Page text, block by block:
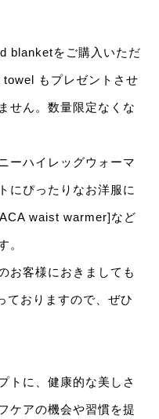
blanketをご購入いただ
もプレゼントさせ
せん。数量限定なくな
ーハイレッグウォーマ
にぴったりなお洋服に
waist warmer]など
。
お客様におきましても
ておりますので、ぜひ
トに、健康的な美しさ
ケアの機会や習慣を提